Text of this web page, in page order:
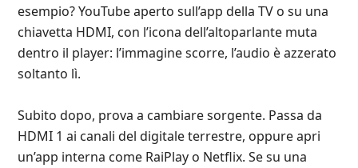
esempio? YouTube aperto sull’app della TV o su una
chiavetta HDMI, con l’icona dell’altoparlante muta
dentro il player: l’immagine scorre, l’audio è azzerato
soltanto lì.
Subito dopo, prova a cambiare sorgente. Passa da
HDMI 1 ai canali del digitale terrestre, oppure apri
un’app interna come RaiPlay o Netflix. Se su una